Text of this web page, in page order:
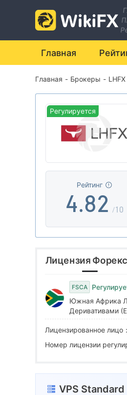
Главная
Главная - Брокеры - LHFX
Регулируется
Рейтинг
0
1
2
3
4
5
6
7
8
9
.
2
3
4
5
6
7
8
9
0
1
2
3
4
5
6
7
8
/10
Лицензия Форекс
FSCA
Южная Африка
Деривативами
Лицензированное лицо
Номер лицензии
VPS Standard